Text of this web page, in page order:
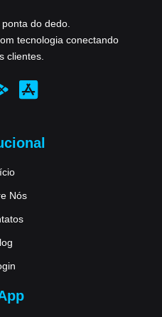
do dedo.
tecnologia conectando
clientes.
Nós